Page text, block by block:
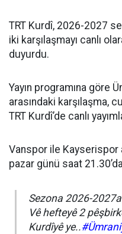
TRT Kurdî, 2026-2027
iki karşılaşmayı canlı
duyurdu.
Yayın programına göre
arasındaki karşılaşma,
TRT Kurdî’de canlı
Vanspor ile Kayserispor
pazar günü saat
Sezona 2026-
Vê hefteyê 2
Kurdîyê ye..